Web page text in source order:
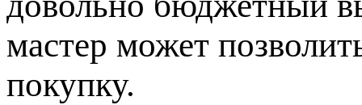
мастер может
покупку.